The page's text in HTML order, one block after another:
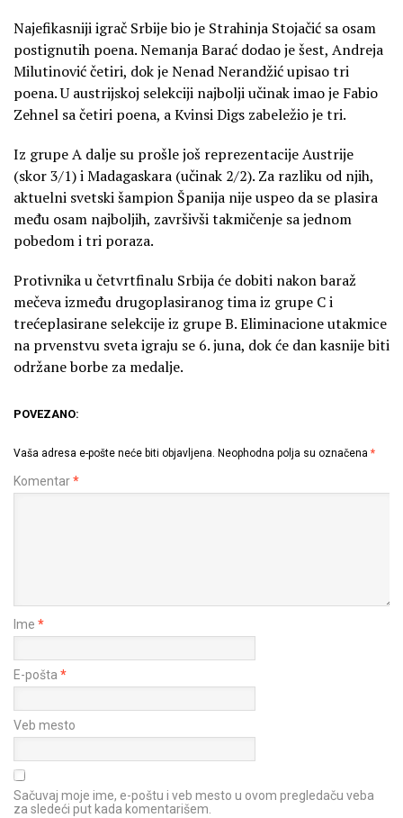
Najefikasniji igrač Srbije bio je Strahinja Stojačić sa osam
postignutih poena. Nemanja Barać dodao je šest, Andreja
Milutinović četiri, dok je Nenad Nerandžić upisao tri
poena. U austrijskoj selekciji najbolji učinak imao je Fabio
Zehnel sa četiri poena, a Kvinsi Digs zabeležio je tri.
Iz grupe A dalje su prošle još reprezentacije Austrije
(skor 3/1) i Madagaskara (učinak 2/2). Za razliku od njih,
aktuelni svetski šampion Španija nije uspeo da se plasira
među osam najboljih, završivši takmičenje sa jednom
pobedom i tri poraza.
Protivnika u četvrtfinalu Srbija će dobiti nakon baraž
mečeva između drugoplasiranog tima iz grupe C i
trećeplasirane selekcije iz grupe B. Eliminacione utakmice
na prvenstvu sveta igraju se 6. juna, dok će dan kasnije biti
održane borbe za medalje.
POVEZANO:
Vaša adresa e-pošte neće biti objavljena. Neophodna polja su označena *
Komentar*
Ime *
E-pošta *
Veb mesto
Sačuvaj moje ime, e-poštu i veb mesto u ovom pregledaču veba
za sledeći put kada komentarišem.